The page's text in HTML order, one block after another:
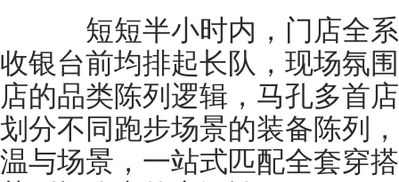
短短半小时内，门店全系
收银台前均排起长队，现场氛
店的品类陈列逻辑，马孔多首
划分不同跑步场景的装备陈列
温与场景，一站式匹配全套穿